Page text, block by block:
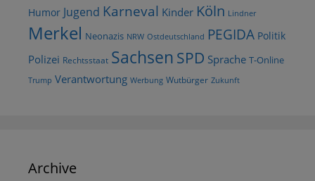
Humor Jugend Karneval Kinder Köln Lindner
Merkel Neonazis NRW Ostdeutschland PEGIDA Politik
Polizei Rechtsstaat Sachsen SPD Sprache T-Online
Trump Verantwortung Werbung Wutbürger Zukunft
Archive